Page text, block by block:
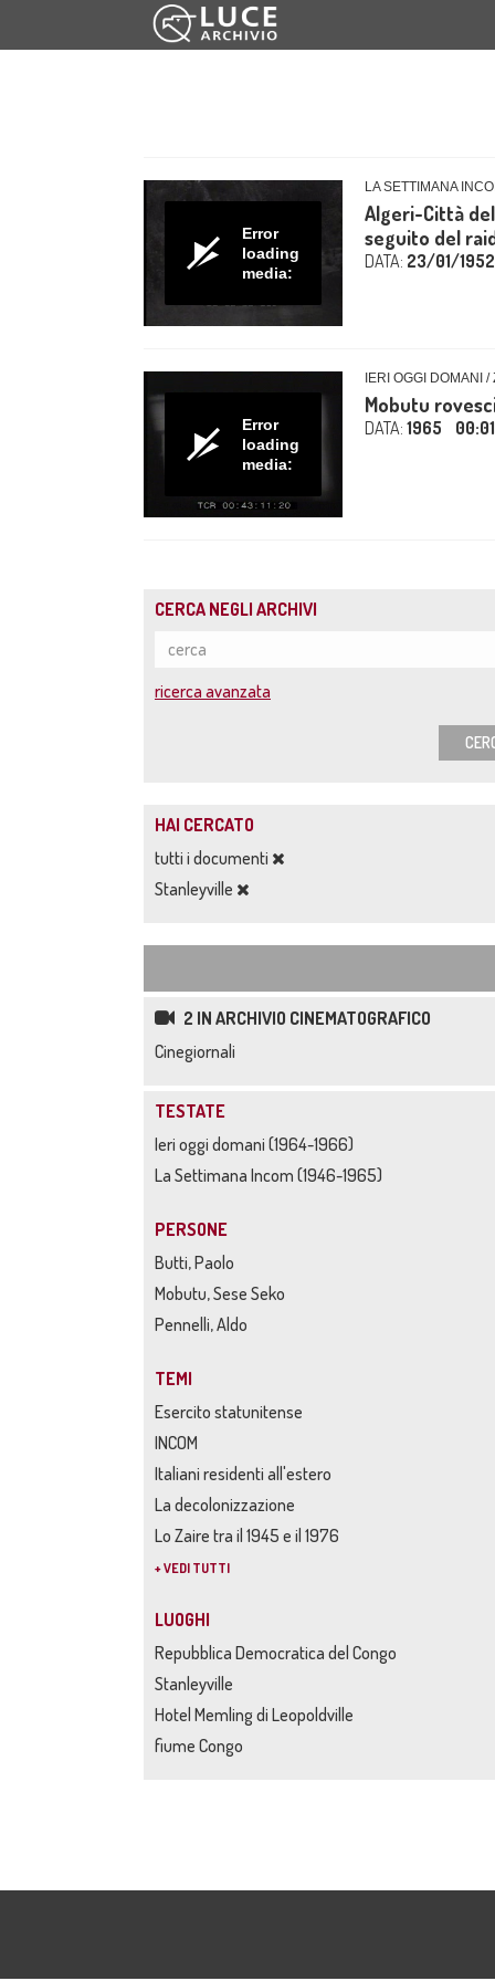
Error
loading
media:
LA SETTIMANA
Algeri-Città
seguito del
DATA: 23/01/1952
Error
loading
media:
IERI OGGI DOMANI
Mobutu
DATA: 1965
CERCA NEGLI ARCHIVI
ricerca avanzata
HAI CERCATO
tutti i documenti
Stanleyville
2 IN ARCHIVIO CINEMATOGRAFICO
Cinegiornali
TESTATE
Ieri oggi domani (1964-1966)
La Settimana Incom (1946-1965)
PERSONE
Butti, Paolo
Mobutu, Sese Seko
Pennelli, Aldo
TEMI
Esercito statunitense
INCOM
Italiani residenti all'estero
La decolonizzazione
Lo Zaire tra il 1945 e il 1976
+ VEDI TUTTI
LUOGHI
Repubblica Democratica del Congo
Stanleyville
Hotel Memling di Leopoldville
fiume Congo